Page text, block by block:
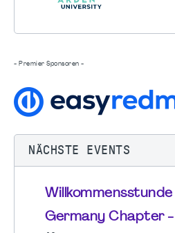
- Premier Sponsoren -
NÄCHSTE EVENTS
Willkommensstunde
Germany Chapter